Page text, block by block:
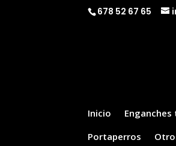
678 52 67 65
Inicio
Portaperros